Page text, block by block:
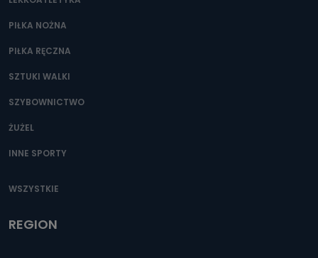
PIŁKA NOŻNA
PIŁKA RĘCZNA
SZTUKI WALKI
SZYBOWNICTWO
ŻUŻEL
INNE SPORTY
WSZYSTKIE
REGION